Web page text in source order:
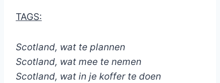
TAGS:
Scotland, wat te plannen
Scotland, wat mee te nemen
Scotland, wat in je koffer te doen